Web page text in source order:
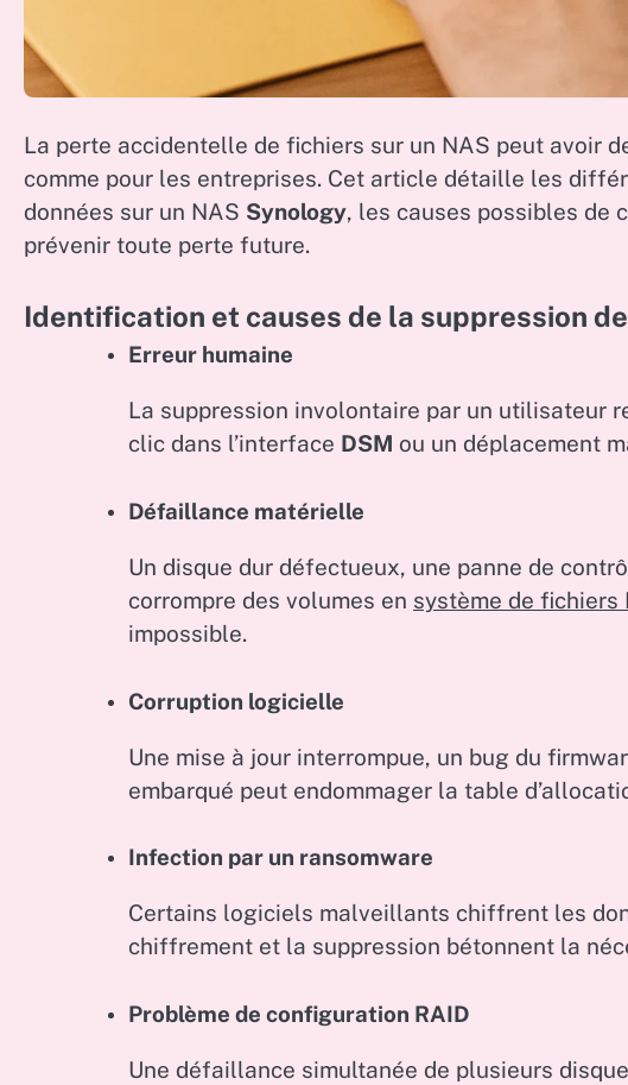
La perte accidentelle de fichiers sur un NAS peut avoir
comme pour les entreprises. Cet article détaille les
données sur un NAS Synology, les causes possibles de
prévenir toute perte future.
Identification et causes de la suppression
Erreur humaine
La suppression involontaire par un utilisateur
clic dans l’interface DSM ou un déplacement
Défaillance matérielle
Un disque dur défectueux, une panne de
corrompre des volumes en système de fichiers
impossible.
Corruption logicielle
Une mise à jour interrompue, un bug du
embarqué peut endommager la table
Infection par un ransomware
Certains logiciels malveillants chiffrent les
chiffrement et la suppression bétonnent la
Problème de configuration RAID
Une défaillance simultanée de plusieurs